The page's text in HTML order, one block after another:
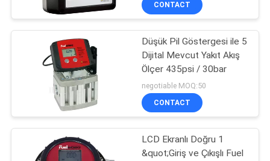
PRIVACY
POLICYHava ve Su Hortum
Makarası
38
27
CONTACT
Düşük Pil Göstergesi ile 5
Dijital Mevcut Yakıt Akış
Ölçer 435psi / 30bar
negotiable MOQ:50
CONTACT
LCD Ekranlı Doğru 1
&quot;Giriş ve Çıkışlı Fuel